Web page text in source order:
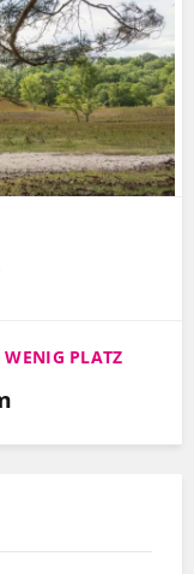
WENIG PLATZ